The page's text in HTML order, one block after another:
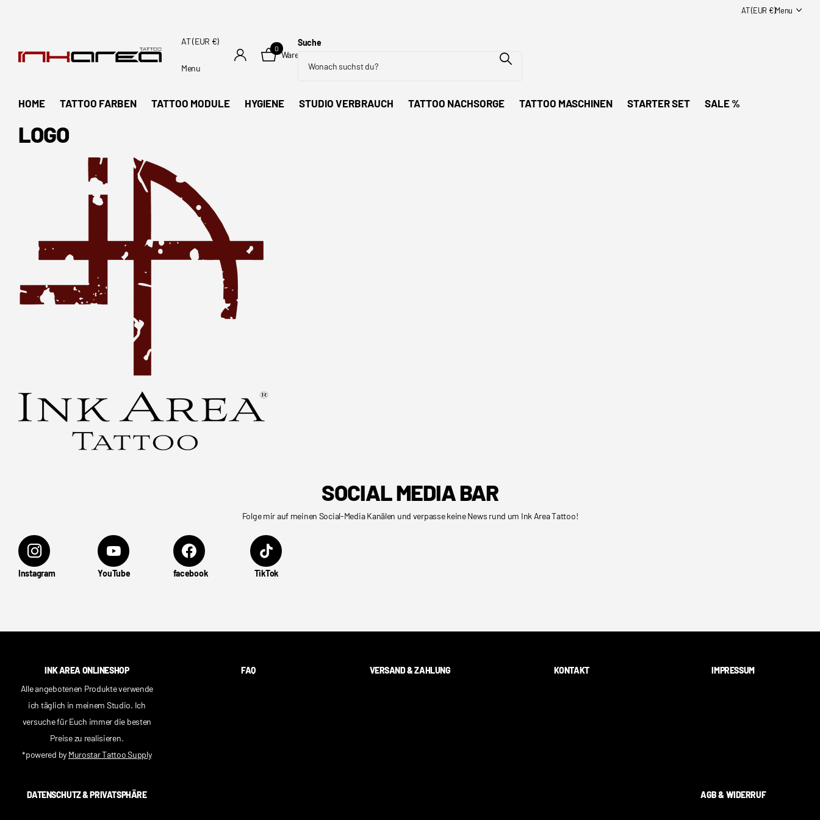
AT (EUR €)Menu
Suche
AT (EUR €)
Menu
0
Warenkorb
HOME TATTOO FARBEN TATTOO MODULE HYGIENE STUDIO VERBRAUCH TATTOO NACHSORGE TATTOO MASCHINEN STARTER SET SALE %
LOGO
SOCIAL MEDIA BAR
Folge mir auf meinen Social-Media Kanälen und verpasse keine News rund um Ink Area Tattoo!
Instagram YouTube facebook TikTok
INK AREA ONLINESHOP
Alle angebotenen Produkte verwende
ich täglich in meinem Studio. Ich
versuche für Euch immer die besten
Preise zu realisieren.
*powered by Murostar Tattoo Supply
FAQ VERSAND & ZAHLUNG KONTAKT IMPRESSUM
DATENSCHUTZ & PRIVATSPHÄRE AGB & WIDERRUF